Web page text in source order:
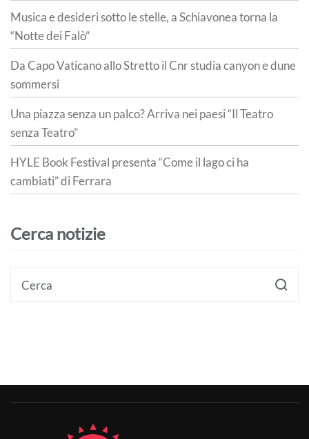
Musica e desideri sotto le stelle, a Schiavonea torna la
“Notte dei Falò”
Da Capo Vaticano allo Stretto il Cnr studia canyon e dune
sommersi
Una piazza senza un palco? Arriva nei paesi “Il Teatro
senza Teatro”
HYLE Book Festival presenta “Come il lago ci ha
cambiati” di Ferrara
Cerca notizie